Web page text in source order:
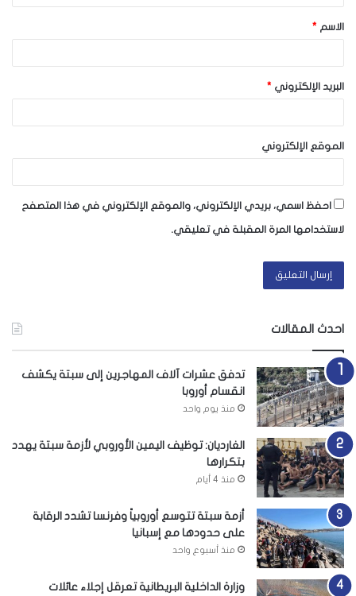
ق
*الاسم *
البريد الإلكتروني *
الموقع الإلكتروني
احفظ اسمي، بريدي الإلكتروني، والموقع الإلكتروني في هذا المتصفح
لاستخدامها المرة المقبلة في تعليقي.
احدث المقالات
تدفق عشرات آلاف المهاجرين إلى سبتة يكشف
انقسام أوروبا
منذ يوم واحد
الغارديان: توظيف اليمين الأوروبي لأزمة سبتة يهدد
بتكرارها
منذ 4 أيام
أزمة سبتة تتوسع أوروبياً وفرنسا تشدد الرقابة
على حدودها مع إسبانيا
منذ أسبوع واحد
وزارة الداخلية البريطانية تعرقل إجلاء عائلات